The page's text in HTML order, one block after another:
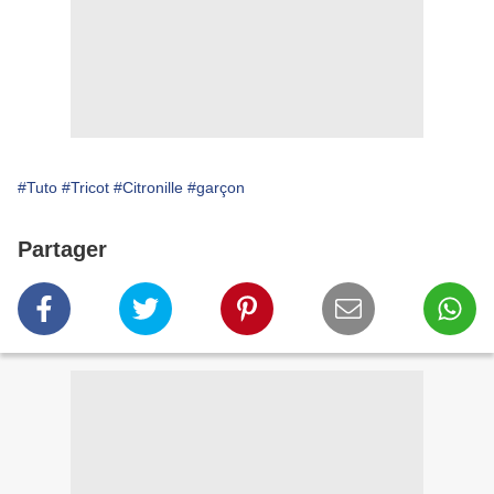
#Tuto #Tricot #Citronille #garçon
Partager